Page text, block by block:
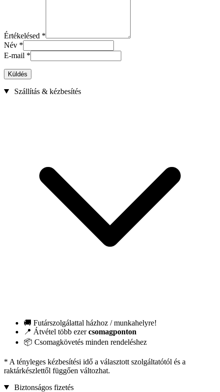
Értékelésed *
Név *
E-mail *
Küldés
Szállítás & kézbesítés
🚚 Futárszolgálattal házhoz / munkahelyre!
📍 Átvétel több ezercsomagponton
📦 Csomagkövetés minden rendeléshez
* A tényleges kézbesítési idő a választott szolgáltatótól és a
raktárkészlettől függően változhat.
Biztonságos fizetés